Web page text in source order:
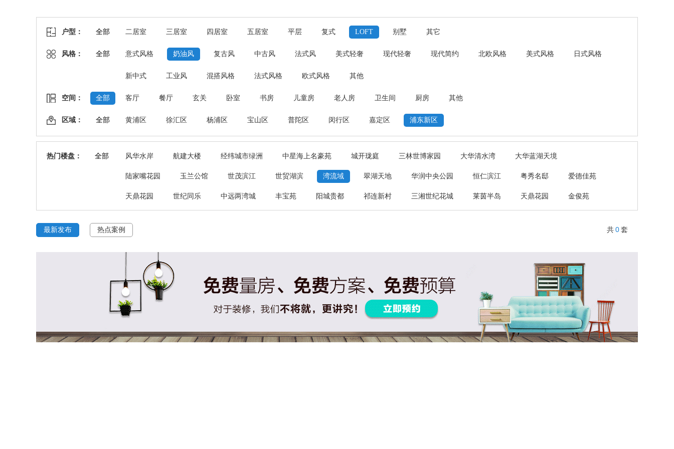
户型： 全部 二居室 三居室 四居室 五居室 平层 复式 LOFT 别墅 其它
风格： 全部 意式风格 奶油风 复古风 中古风 法式风 美式轻奢 现代轻奢 现代简约 北欧风格 美式风格 日式风格
新中式 工业风 混搭风格 法式风格 欧式风格 其他
空间： 全部 客厅 餐厅 玄关 卧室 书房 儿童房 老人房 卫生间 厨房 其他
区域： 全部 黄浦区 徐汇区 杨浦区 宝山区 普陀区 闵行区 嘉定区 浦东新区
热门楼盘： 全部 风华水岸 航建大楼 经纬城市绿洲 中星海上名豪苑 城开珑庭 三林世博家园 大华清水湾 大华蓝湖天境
陆家嘴花园 玉兰公馆 世茂滨江 世贸湖滨 湾流域 翠湖天地 华润中央公园 恒仁滨江 粤秀名邸 爱德佳苑
天鼎花园 世纪同乐 中远两湾城 丰宝苑 阳城贵都 祁连新村 三湘世纪花城 莱茵半岛 天鼎花园 金俊苑
最新发布 热点案例 共 0 套